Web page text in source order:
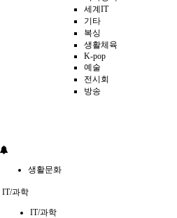
세계IT
기타
복싱
생활체육
K-pop
예술
전시회
방송
생활문화
IT/과학
IT/과학